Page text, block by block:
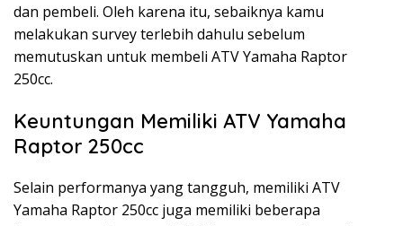
dan pembeli. Oleh karena itu, sebaiknya kamu
melakukan survey terlebih dahulu sebelum
memutuskan untuk membeli ATV Yamaha Raptor
250cc.
Keuntungan Memiliki ATV Yamaha
Raptor 250cc
Selain performanya yang tangguh, memiliki ATV
Yamaha Raptor 250cc juga memiliki beberapa